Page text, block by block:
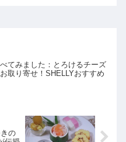
てみました：とろけるチーズ
取り寄せ！SHELLYおすすめ
の